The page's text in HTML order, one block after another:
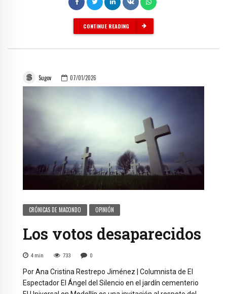
CONTINUE READING
Sugov 07/01/2026
CRÓNICAS DE MACONDO OPINIÓN
Los votos desaparecidos
4 min 733 0
Por Ana Cristina Restrepo Jiménez | Columnista de El
Espectador El Ángel del Silencio en el jardín cementerio